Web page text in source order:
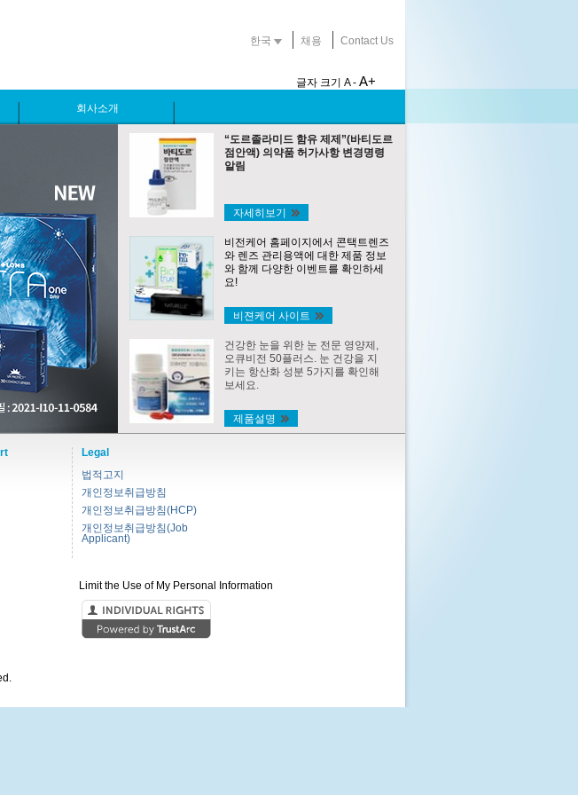
한국 채용 Contact Us
글자 크기 A - A+
회사소개
“도르졸라미드 함유 제제”(바티도르
점안액) 의약품 허가사항 변경명령
알림
자세히보기
비전케어 홈페이지에서 콘택트렌즈
와 렌즈 관리용액에 대한 제품 정보
와 함께 다양한 이벤트를 확인하세
요!
비젼케어 사이트
건강한 눈을 위한 눈 전문 영양제,
오큐비전 50플러스. 눈 건강을 지
키는 항산화 성분 5가지를 확인해
보세요.
제품설명
Legal
법적고지
개인정보취급방침
개인정보취급방침(HCP)
개인정보취급방침(Job
Applicant)
Limit the Use of My Personal Information